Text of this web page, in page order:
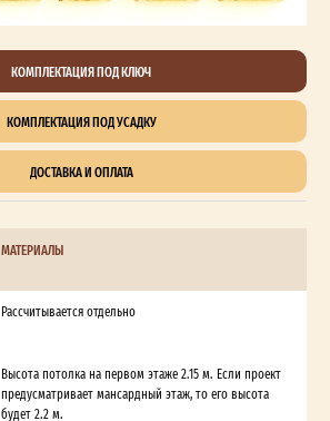
КОМПЛЕКТАЦИЯ ПОД КЛЮЧ
КОМПЛЕКТАЦИЯ ПОД УСАДКУ
ДОСТАВКА И ОПЛАТА
МАТЕРИАЛЫ
Рассчитывается отдельно
Высота потолка на первом этаже 2.15 м. Если проект
предусматривает мансардный этаж, то его высота
будет 2.2 м.